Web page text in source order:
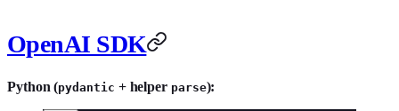
OpenAI SDK
Python (pydantic + helper parse):